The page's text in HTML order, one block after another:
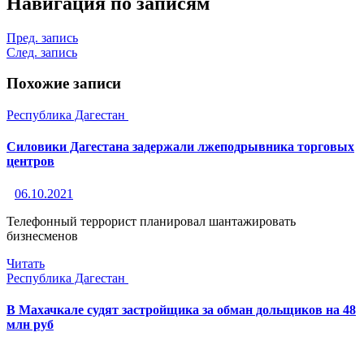
Пред. запись
След. запись
Похожие записи
Республика Дагестан
Силовики Дагестана задержали лжеподрывника торговых
центров
06.10.2021
Телефонный террорист планировал шантажировать
бизнесменов
Читать
Республика Дагестан
В Махачкале судят застройщика за обман дольщиков на 48
млн руб